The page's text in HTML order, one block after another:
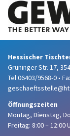
Hessischer
Grüninger Str. 17,
Tel 06403/9568-0 •
Öffnungszeiten
Montag, Dienstag,
Freitag: 8:00 – 12:00